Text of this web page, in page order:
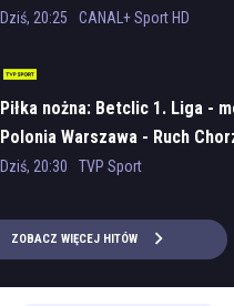
Dziś, 20:25 CANAL+ Sport HD
Piłka nożna: Betclic 1. Liga -
Polonia Warszawa - Ruch
Dziś, 20:30 TVP Sport
ZOBACZ WIĘCEJ HITÓW